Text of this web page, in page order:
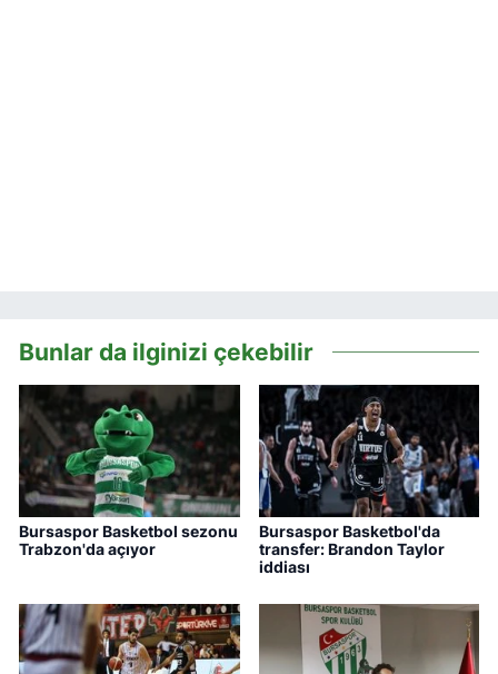
Bunlar da ilginizi çekebilir
Bursaspor Basketbol sezonu
Trabzon'da açıyor
Bursaspor Basketbol'da
transfer: Brandon Taylor
iddiası